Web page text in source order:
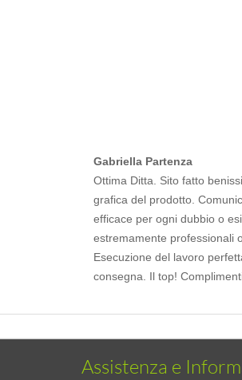
Gabriella Partenza
Ottima Ditta. Sito fatto
grafica del prodotto.
efficace per ogni dubbio o
estremamente professionali
Esecuzione del lavoro
consegna. Il top!
Assistenza e